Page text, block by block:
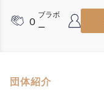
0
ブラボ
ー
団体紹介